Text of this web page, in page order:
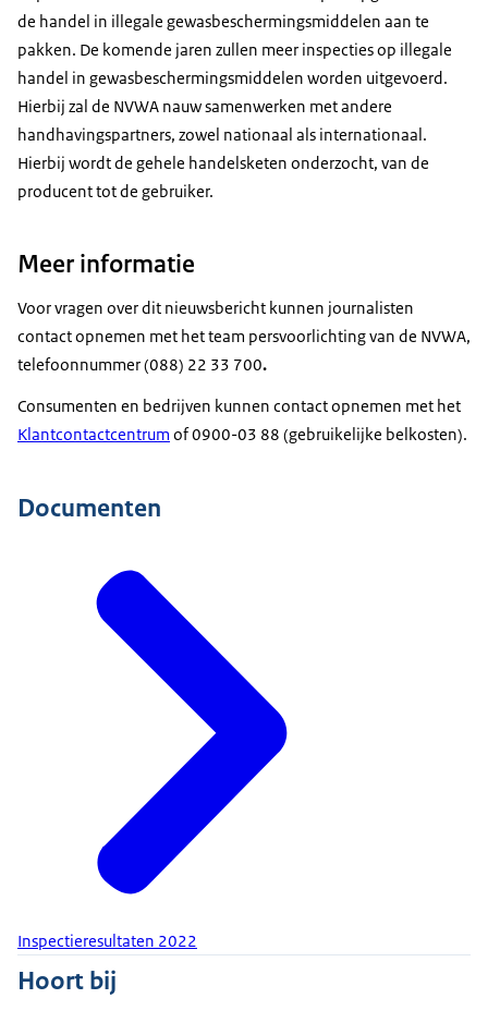
de handel in illegale gewasbeschermingsmiddelen aan te
pakken. De komende jaren zullen meer inspecties op illegale
handel in gewasbeschermingsmiddelen worden uitgevoerd.
Hierbij zal de NVWA nauw samenwerken met andere
handhavingspartners, zowel nationaal als internationaal.
Hierbij wordt de gehele handelsketen onderzocht, van de
producent tot de gebruiker.
Meer informatie
Voor vragen over dit nieuwsbericht kunnen journalisten
contact opnemen met het team persvoorlichting van de NVWA,
telefoonnummer (088) 22 33 700.
Consumenten en bedrijven kunnen contact opnemen met het
Klantcontactcentrum of 0900-03 88 (gebruikelijke belkosten).
Documenten
Inspectieresultaten 2022
Hoort bij